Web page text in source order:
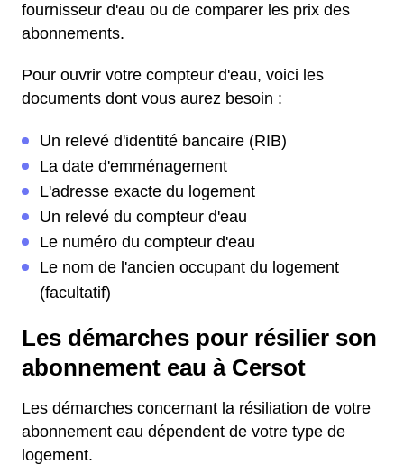
fournisseur d'eau ou de comparer les prix des
abonnements.
Pour ouvrir votre compteur d'eau, voici les
documents dont vous aurez besoin :
Un relevé d'identité bancaire (RIB)
La date d'emménagement
L'adresse exacte du logement
Un relevé du compteur d'eau
Le numéro du compteur d'eau
Le nom de l'ancien occupant du logement
(facultatif)
Les démarches pour résilier son
abonnement eau à Cersot
Les démarches concernant la résiliation de votre
abonnement eau dépendent de votre type de
logement.